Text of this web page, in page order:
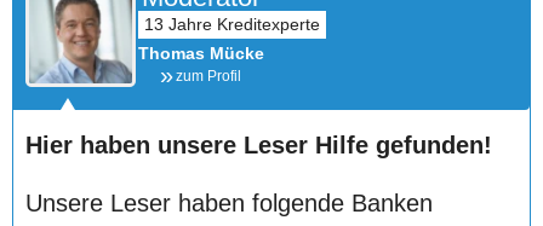
Thomas Mücke
zum Profil
Hier haben unsere Leser Hilfe gefunden!
Unsere Leser haben folgende Banken